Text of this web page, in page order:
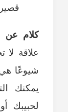
كلام عن
علاقة
شيوعًا هي
يمكنك
لحبيبك